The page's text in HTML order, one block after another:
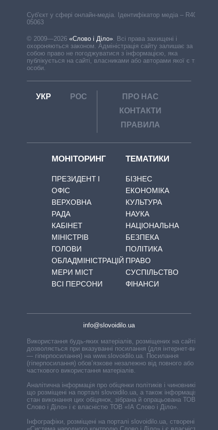
Cуб'єкт у сфері онлайн-медіа. Ідентифікатор медіа – R40-
05063
© 2009—2026 «Слово і Діло»
Всі права захищені і
охороняються законом. Адміністрація сайту залишає за
собою право не погоджуватися з інформацією, яка
публікується на сайті, власниками або авторами якої є треті
особи.
УКР РОС
ПРО НАС
КОНТАКТИ
ПРАВИЛА
МОНІТОРИНГ
ПРЕЗИДЕНТ І
ОФІС
ВЕРХОВНА
РАДА
КАБІНЕТ
МІНІСТРІВ
ГОЛОВИ
ОБЛАДМІНІСТРАЦІЙ
МЕРИ МІСТ
ВСІ ПЕРСОНИ
ТЕМАТИКИ
БІЗНЕС
ЕКОНОМІКА
КУЛЬТУРА
НАУКА
НАЦІОНАЛЬНА
БЕЗПЕКА
ПОЛІТИКА
ПРАВО
СУСПІЛЬСТВО
ФІНАНСИ
info@slovoidilo.ua
Використання будь-яких матеріалів, розміщених на сайті,
дозволяється при вказуванні посилання (для інтернет-видань
— гіперпосилання) на www.slovoidilo.ua. Посилання
(гіперпосилання) обов’язкове незалежно від повного або
часткового використання матеріалів.
Аналітична інформація про обіцянки політиків і чиновників,
що розміщені на порталі slovoidilo.ua, а також інформація про
стан виконання цих обіцянок, зібрана й опрацьована ТОВ «ІА
Слово і Діло» і є власністю ТОВ «ІА Слово і Діло».
Інфографіки, розміщені на порталі slovoidilo.ua, створені ГО